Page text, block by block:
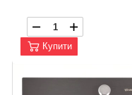
Купити